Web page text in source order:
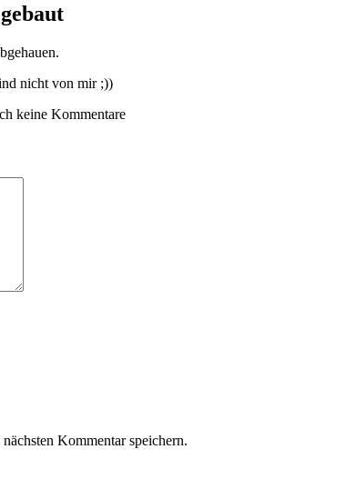
nicht von mir ;))
keine Kommentare
Kommentar speichern.